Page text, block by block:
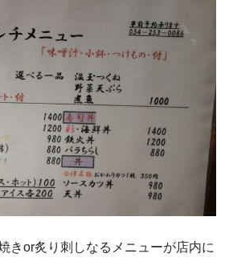
きor炙り刺しなるメニューが店内に